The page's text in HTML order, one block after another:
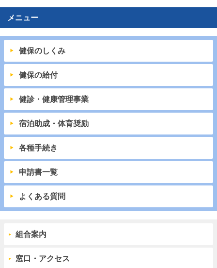
メニュー
健保のしくみ
健保の給付
健診・健康管理事業
宿泊助成・体育奨励
各種手続き
申請書一覧
よくある質問
組合案内
窓口・アクセス